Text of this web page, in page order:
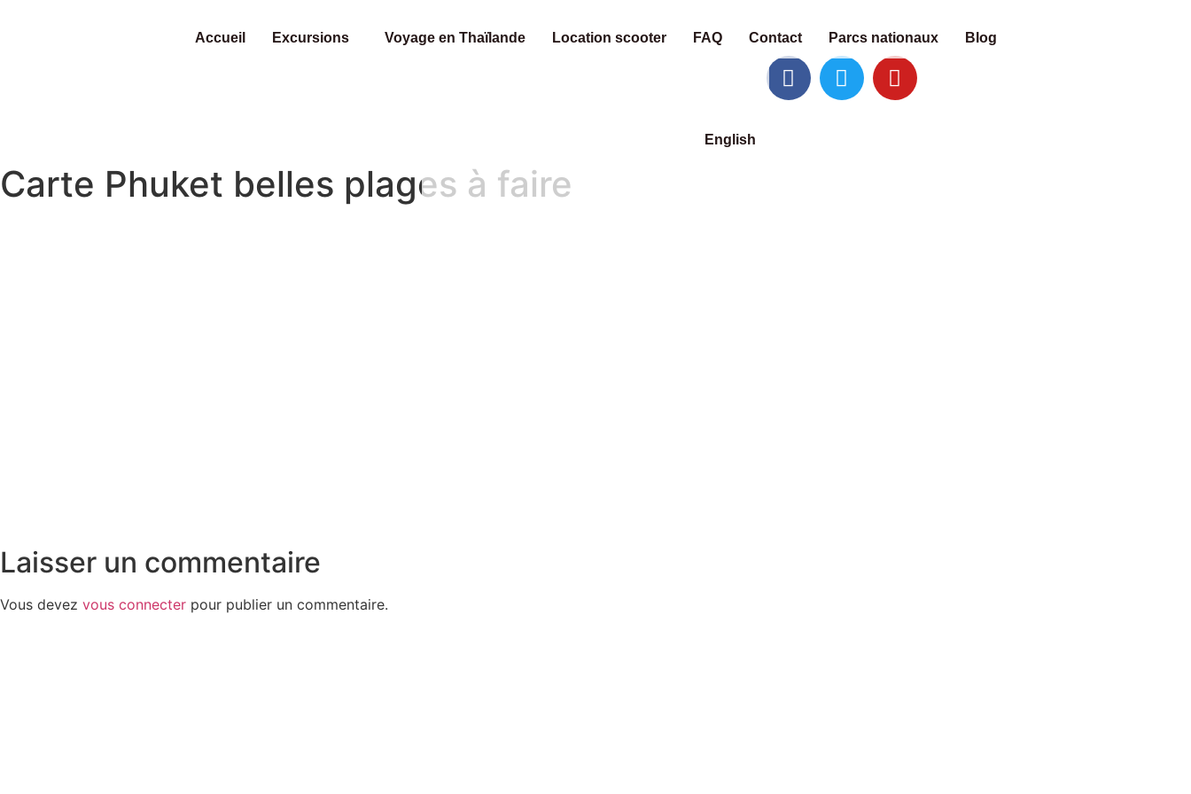
Accueil Excursions Voyage en Thaïlande Location scooter FAQ Contact Parcs nationaux Blog
English
Carte Phuket belles plages à faire
Laisser un commentaire
Vous devez vous connecter pour publier un commentaire.